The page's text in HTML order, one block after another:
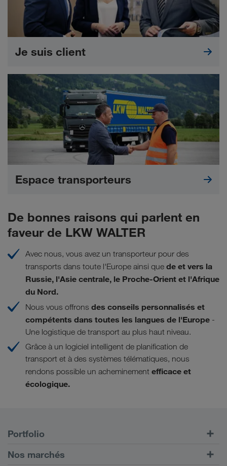
Je suis client
Espace transporteurs
De bonnes raisons qui parlent en
faveur de LKW WALTER
Avec nous, vous avez un transporteur pour des
transports dans toute l'Europe ainsi que de et vers la
Russie, l'Asie centrale, le Proche-Orient et l'Afrique
du Nord.
Nous vous offrons des conseils personnalisés et
compétents dans toutes les langues de l'Europe -
Une logistique de transport au plus haut niveau.
Grâce à un logiciel intelligent de planification de
transport et à des systèmes télématiques, nous
rendons possible un acheminement efficace et
écologique.
Portfolio
Transports routiers
Nos marchés